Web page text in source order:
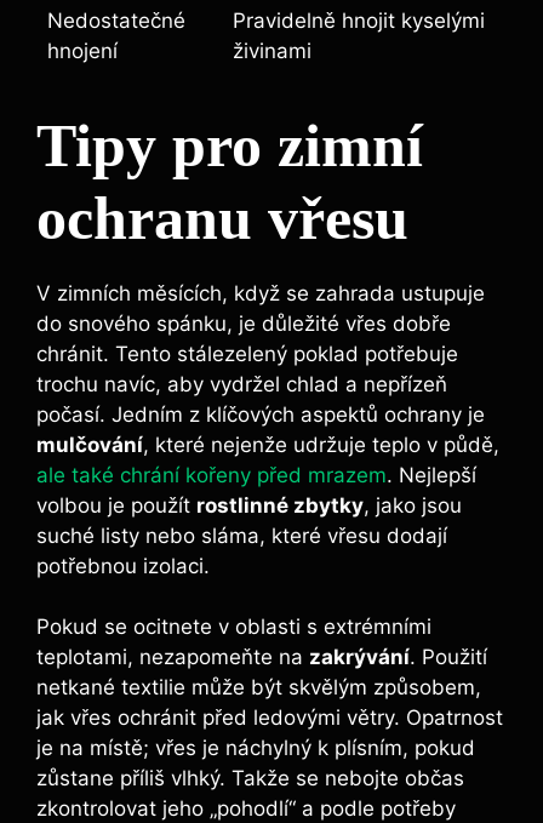
Nedostatečné
hnojení
Pravidelně hnojit kyselými
živinami
Tipy pro zimní
ochranu vřesu
V zimních měsících, když se zahrada ustupuje
do snového spánku, je důležité vřes dobře
chránit. Tento stálezelený poklad potřebuje
trochu navíc, aby vydržel chlad a nepřízeň
počasí. Jedním z klíčových aspektů ochrany je
mulčování, které nejenže udržuje teplo v půdě,
ale také chrání kořeny před mrazem. Nejlepší
volbou je použít rostlinné zbytky, jako jsou
suché listy nebo sláma, které vřesu dodají
potřebnou izolaci.
Pokud se ocitnete v oblasti s extrémními
teplotami, nezapomeňte na zakrývání. Použití
netkané textilie může být skvělým způsobem,
jak vřes ochránit před ledovými větry. Opatrnost
je na místě; vřes je náchylný k plísním, pokud
zůstane příliš vlhký. Takže se nebojte občas
zkontrolovat jeho „pohodlí“ a podle potřeby